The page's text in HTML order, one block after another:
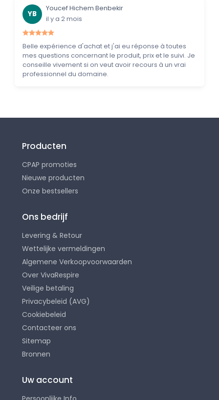
YB
Youcef Hichem Benbekir
il y a 2 mois
Belle expérience d'achat et j'ai eu réponse à toutes
mes questions concernant le produit, prix et le suivi. Je
conseille vivement si on veut avoir recours à un vrai
professionnel du domaine.
Producten
CPAP promoties
Nieuwe producten
Onze bestsellers
Ons bedrijf
Levering & Retour
Wettelijke vermeldingen
Algemene Verkoopvoorwaarden
Over VivaRespire
Veilige betaling
Privacybeleid (AVG)
Cookiebeleid
Contacteer ons
Sitemap
Bronnen
Uw account